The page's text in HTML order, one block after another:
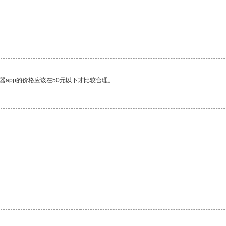
app的价格应该在50元以下才比较合理。